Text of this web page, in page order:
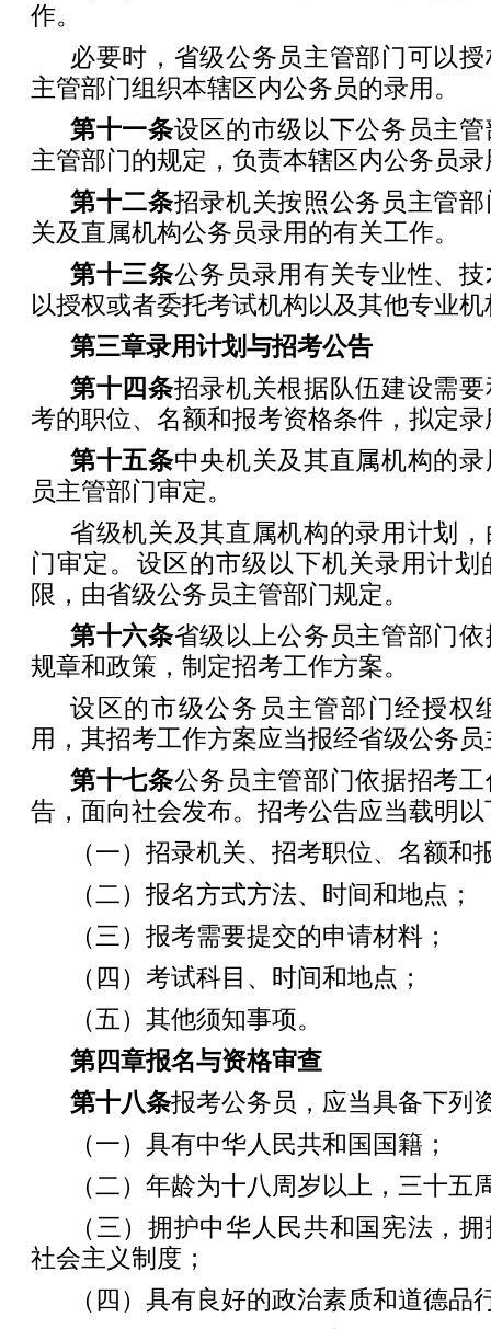
作。
必要时，省级公务员主管部门可以
主管部门组织本辖区内公务员的录用。
第十一条设区的市级以下公务员主
主管部门的规定，负责本辖区内公务员
第十二条招录机关按照公务员主管
关及直属机构公务员录用的有关工作。
第十三条公务员录用有关专业性、
以授权或者委托考试机构以及其他专业
第三章录用计划与招考公告
第十四条招录机关根据队伍建设需
考的职位、名额和报考资格条件，拟定
第十五条中央机关及其直属机构的
员主管部门审定。
省级机关及其直属机构的录用计划
门审定。设区的市级以下机关录用计
限，由省级公务员主管部门规定。
第十六条省级以上公务员主管部门
规章和政策，制定招考工作方案。
设区的市级公务员主管部门经授权
用，其招考工作方案应当报经省级公务
第十七条公务员主管部门依据招考
告，面向社会发布。招考公告应当载明
（一）招录机关、招考职位、名额和
（二）报名方式方法、时间和地点；
（三）报考需要提交的申请材料；
（四）考试科目、时间和地点；
（五）其他须知事项。
第四章报名与资格审查
第十八条报考公务员，应当具备下列
（一）具有中华人民共和国国籍；
（二）年龄为十八周岁以上，三十五
（三）拥护中华人民共和国宪法，
社会主义制度；
（四）具有良好的政治素质和道德品